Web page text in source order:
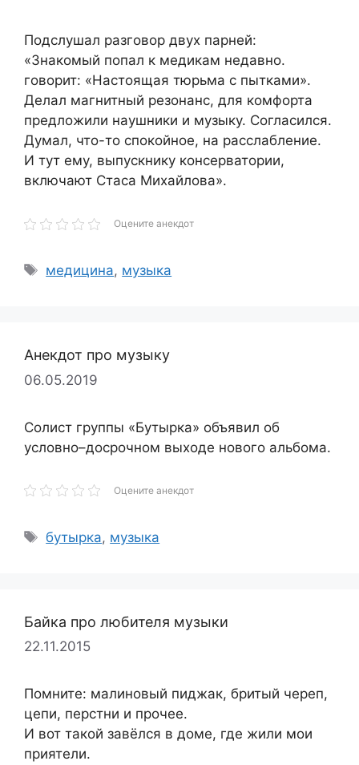
Подслушал разговор двух парней:
«Знакомый попал к медикам недавно.
говорит: «Настоящая тюрьма с пытками».
Делал магнитный резонанс, для комфорта
предложили наушники и музыку. Согласился.
Думал, что-то спокойное, на расслабление.
И тут ему, выпускнику консерватории,
включают Стаса Михайлова».
Оцените анекдот
Метки
медицина, музыка
Анекдот про музыку
06.05.2019
Солист группы «Бутырка» объявил об
условно–досрочном выходе нового альбома.
Оцените анекдот
Метки
бутырка, музыка
Байка про любителя музыки
22.11.2015
Помните: малиновый пиджак, бритый череп,
цепи, перстни и прочее.
И вот такой завёлся в доме, где жили мои
приятели.